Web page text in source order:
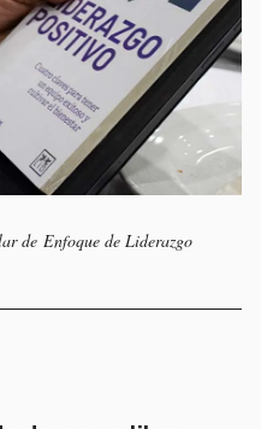
de Enfoque de Liderazgo